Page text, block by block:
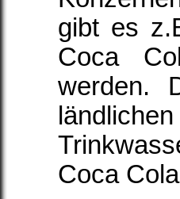
gibt es
Coca
werden.
Coca